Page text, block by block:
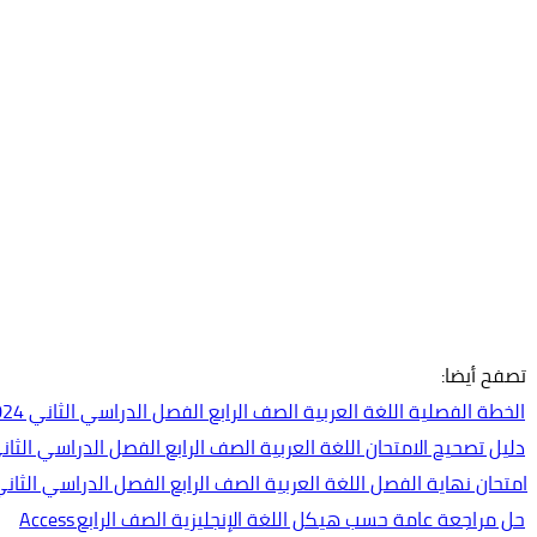
تصفح أيضا:
الخطة الفصلية اللغة العربية الصف الرابع الفصل الدراسي الثاني 2024-2025
دليل تصحيح الامتحان اللغة العربية الصف الرابع الفصل الدراسي الثاني 2023-
امتحان نهاية الفصل اللغة العربية الصف الرابع الفصل الدراسي الثاني 2023-
حل مراجعة عامة حسب هيكل اللغة الإنجليزية الصف الرابع Access